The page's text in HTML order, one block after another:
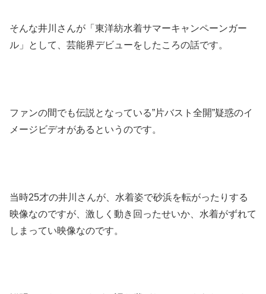
そんな井川さんが「東洋紡水着サマーキャンペーンガー
ル」として、芸能界デビューをしたころの話です。
ファンの間でも伝説となっている”片バスト全開”疑惑のイ
メージビデオがあるというのです。
当時25才の井川さんが、水着姿で砂浜を転がったりする
映像なのですが、激しく動き回ったせいか、水着がずれて
しまってい映像なのです。